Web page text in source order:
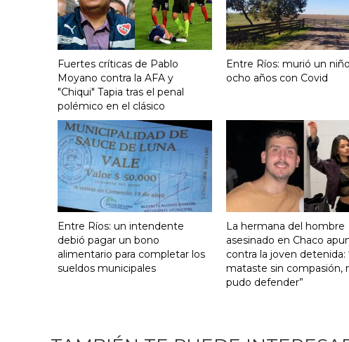
Fuertes críticas de Pablo
Moyano contra la AFA y
"Chiqui" Tapia tras el penal
polémico en el clásico
Entre Ríos: murió un
ocho años con Covid
Entre Ríos: un intendente
debió pagar un bono
alimentario para completar los
sueldos municipales
La hermana del hombre
asesinado en Chaco
contra la joven detenida:
mataste sin compasión,
pudo defender”